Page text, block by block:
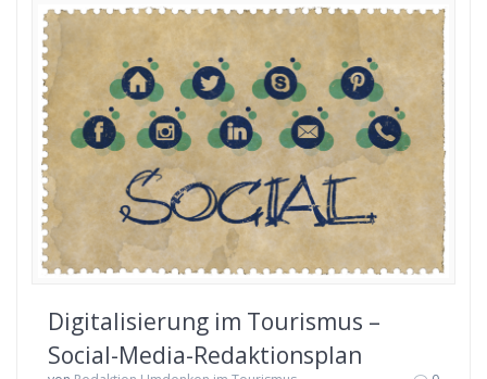
Digitalisierung im Tourismus –
Social-Media-Redaktionsplan